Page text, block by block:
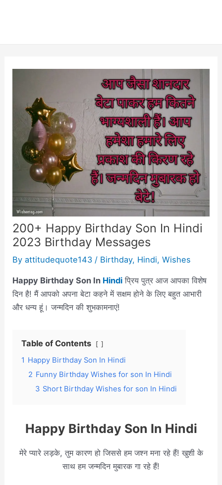
200+ Happy Birthday Son In Hindi
2023 Birthday Messages
Byattitudequote143 / Birthday, Hindi,Wishes
Happy Birthday Son In Hindi प्रिय पुत्र आज आपका विशेष
दिन है! मैं आपको अपना बेटा कहने में सक्षम होने के लिए बहुत आभारी
और धन्य हूं। जन्मदिन की शुभकामनाएं!
Table of Contents
1 Happy Birthday Son In Hindi
2 Funny Birthday Wishes for son In Hindi
3 Short Birthday Wishes for son In Hindi
Happy Birthday Son In Hindi
मेरे प्यारे लड़के, तुम कारण हो जिससे हम जश्न मना रहे हैं! खुशी के
साथ हम जन्मदिन मुबारक गा रहे हैं!